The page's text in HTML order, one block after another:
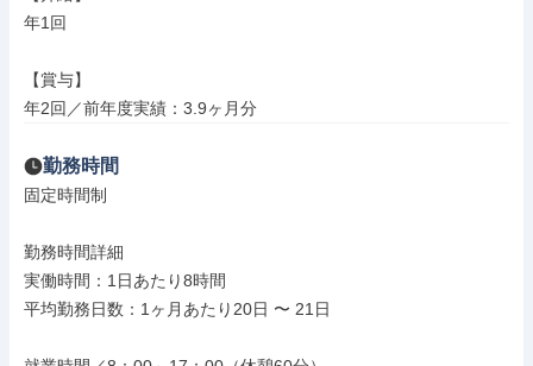
年1回
【賞与】
年2回／前年度実績：3.9ヶ月分
勤務時間
固定時間制
勤務時間詳細
実働時間：1日あたり8時間
平均勤務日数：1ヶ月あたり20日 〜 21日